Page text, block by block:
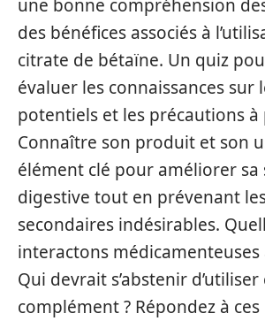
une bonne compréhension
des bénéfices associés à
citrate de bétaïne. Un quiz
évaluer les connaissances sur
potentiels et les précautions à
Connaître son produit et son
élément clé pour améliorer sa
digestive tout en prévenant
secondaires indésirables.
interactons médicamenteuses
Qui devrait s’abstenir d’utiliser
complément ? Répondez à